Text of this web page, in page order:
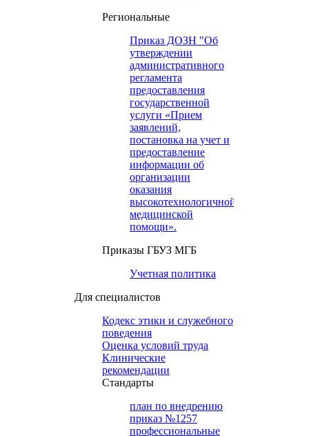
Региональные
Приказ ДОЗН "Об
утверждении
административного
регламента
предоставления
государственной
услуги «Прием
заявлений,
постановка на учет и
предоставление
информации об
организации
оказания
высокотехнологичной
медицинской
помощи».
Приказы ГБУЗ МГБ
Учетная политика
Для специалистов
Кодекс этики и служебного
поведения
Оценка условий труда
Клинические
рекомендации
Cтандарты
план по внедрению
приказ №1257
профессиональные